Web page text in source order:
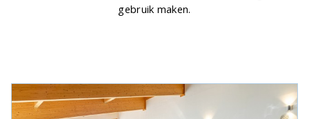
gebruik maken.